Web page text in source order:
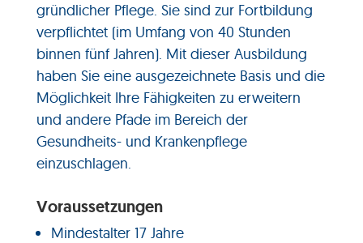
gründlicher Pflege. Sie sind zur Fortbildung
verpflichtet (im Umfang von 40 Stunden
binnen fünf Jahren). Mit dieser Ausbildung
haben Sie eine ausgezeichnete Basis und die
Möglichkeit Ihre Fähigkeiten zu erweitern
und andere Pfade im Bereich der
Gesundheits- und Krankenpflege
einzuschlagen.
Voraussetzungen
Mindestalter 17 Jahre